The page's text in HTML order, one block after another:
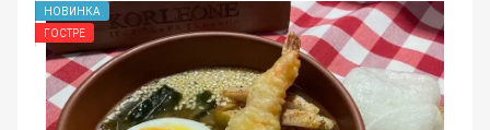
НОВИНКА
ГОСТРЕ